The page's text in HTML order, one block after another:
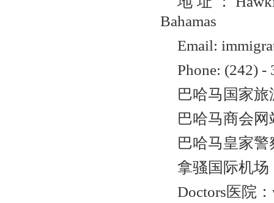
Bahamas
Email:
Phone: (242) -
巴哈马国家旅
巴哈马商会网
巴哈马皇家警
拿骚国际机场
Doctors医院